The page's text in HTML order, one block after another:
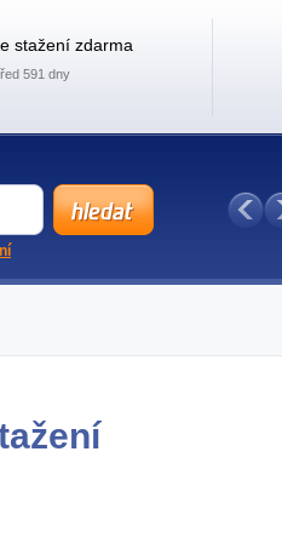
stažení zdarma
591 dny